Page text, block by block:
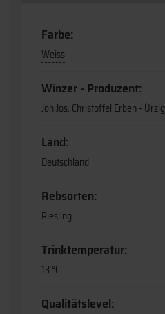
Farbe:
Weiss
Winzer - Produzent:
Joh.Jos. Christoffel Erben - Ürzig
Land:
Deutschland
Rebsorten:
Riesling
Trinktemperatur:
13 °C
Qualitätslevel: